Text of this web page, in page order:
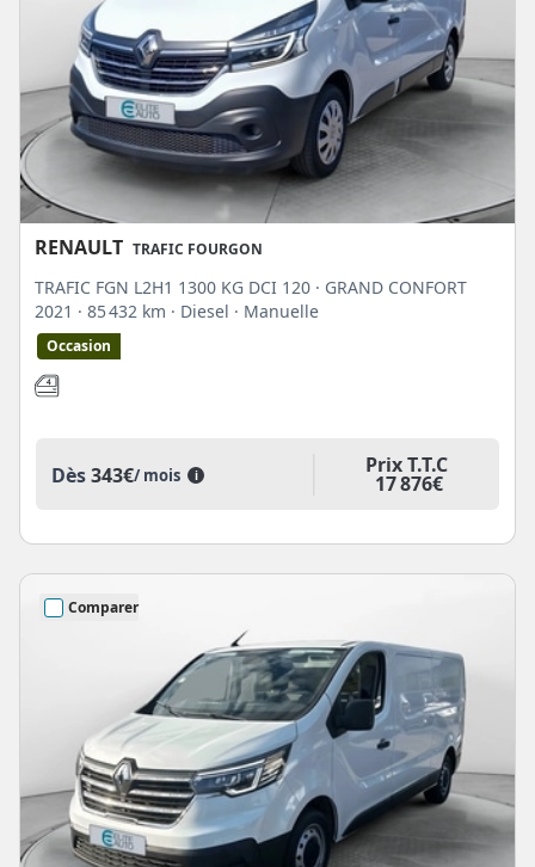
RENAULT TRAFIC FOURGON
TRAFIC FGN L2H1 1300 KG DCI 120 · GRAND CONFORT
2021 · 85 432 km · Diesel · Manuelle
Occasion
Dès343€/ mois i Prix T.T.C
17 876€
Comparer